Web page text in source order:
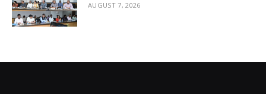
AUGUST 7, 2026